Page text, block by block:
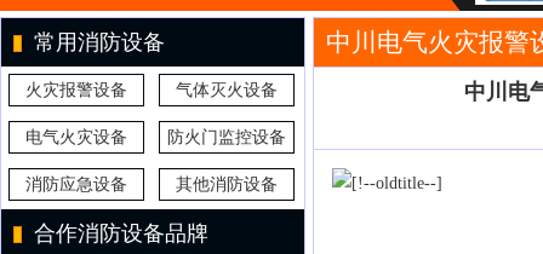
常用消防设备
火灾报警设备 气体灭火设备
电气火灾设备 防火门监控设备
消防应急设备 其他消防设备
合作消防设备品牌
中川电气火灾报警
中川电